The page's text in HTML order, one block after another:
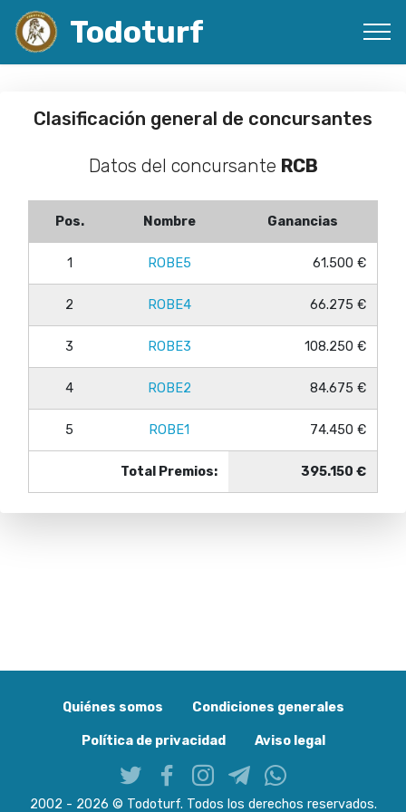
Todoturf
Clasificación general de concursantes
Datos del concursante RCB
Pos. Nombre Ganancias
1 ROBE5 61.500 €
2 ROBE4 66.275 €
3 ROBE3 108.250 €
4 ROBE2 84.675 €
5 ROBE1 74.450 €
Total Premios: 395.150 €
Quiénes somos Condiciones generales
Política de privacidad Aviso legal
2002 - 2026 © Todoturf. Todos los derechos reservados.